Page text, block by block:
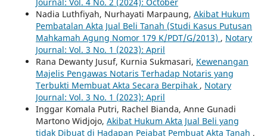
Nadia Luthfiyah, Nurhayati Marpaung, Akibat Hukum
Pembatalan Akta Jual Beli Tanah (Studi Kasus Putusan
Mahkamah Agung Nomor 179 K/PDT/G/2013) , Notary
Journal: Vol. 3 No. 1 (2023): April
Rana Dewanty Jusuf, Kurnia Sukmasari, Kewenangan
Majelis Pengawas Notaris Terhadap Notaris yang
Terbukti Membuat Akta Secara Berpihak , Notary
Journal: Vol. 3 No. 1 (2023): April
Inggar Komala Putri, Rachel Bianda, Anne Gunadi
Martono Widjojo, Akibat Hukum Akta Jual Beli yang
tidak Dibuat di Hadapan Pejabat Pembuat Akta Tanah ,